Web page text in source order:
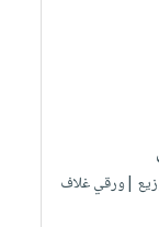
|ورقي غلاف